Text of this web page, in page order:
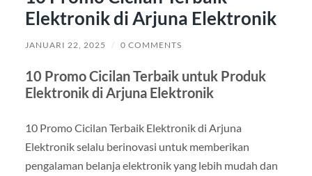
Elektronik di Arjuna Elektronik
JANUARI 22, 2025 / 0 COMMENTS
10 Promo Cicilan Terbaik untuk Produk
Elektronik di Arjuna Elektronik
10 Promo Cicilan Terbaik Elektronik di Arjuna
Elektronik selalu berinovasi untuk memberikan
pengalaman belanja elektronik yang lebih mudah dan